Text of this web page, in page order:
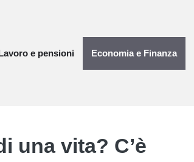
e pensioni Economia e Finanza
una vita? C’è